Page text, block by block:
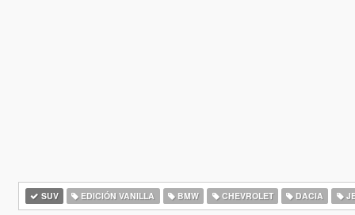
SUV EDICIÓN VANILLA BMW CHEVROLET DACIA